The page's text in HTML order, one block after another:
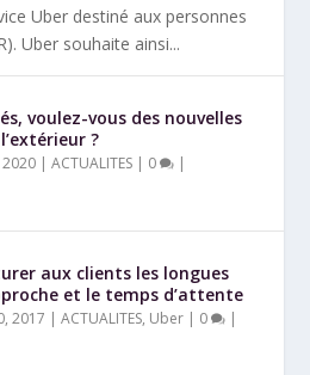
Uber destiné aux personnes
Uber souhaite ainsi...
voulez-vous des nouvelles
?
|ACTUALITES | 0 |
aux clients les longues
et le temps d’attente
2017 |ACTUALITES, Uber | 0 |